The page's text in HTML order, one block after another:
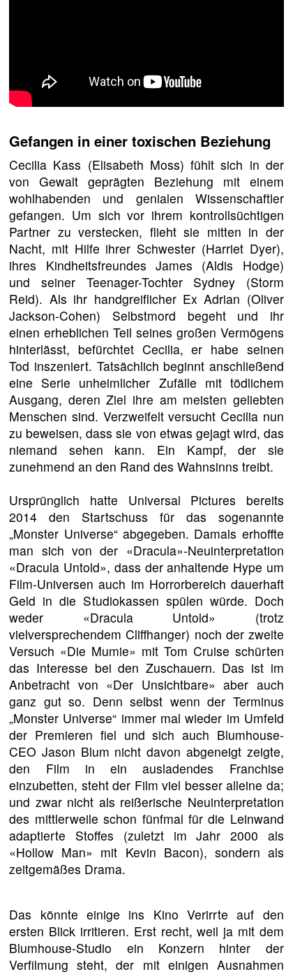
Gefangen in einer toxischen Beziehung
Cecilia Kass (Elisabeth Moss) fühlt sich in der
von Gewalt geprägten Beziehung mit einem
wohlhabenden und genialen Wissenschaftler
gefangen. Um sich vor ihrem kontrollsüchtigen
Partner zu verstecken, flieht sie mitten in der
Nacht, mit Hilfe ihrer Schwester (Harriet Dyer),
ihres Kindheitsfreundes James (Aldis Hodge)
und seiner Teenager-Tochter Sydney (Storm
Reid). Als ihr handgreiflicher Ex Adrian (Oliver
Jackson-Cohen) Selbstmord begeht und ihr
einen erheblichen Teil seines großen Vermögens
hinterlässt, befürchtet Cecilia, er habe seinen
Tod inszeniert. Tatsächlich beginnt anschließend
eine Serie unheimlicher Zufälle mit tödlichem
Ausgang, deren Ziel ihre am meisten geliebten
Menschen sind. Verzweifelt versucht Cecilia nun
zu beweisen, dass sie von etwas gejagt wird, das
niemand sehen kann. Ein Kampf, der sie
zunehmend an den Rand des Wahnsinns treibt.
Ursprünglich hatte Universal Pictures bereits
2014 den Startschuss für das sogenannte
„Monster Universe“ abgegeben. Damals erhoffte
man sich von der «Dracula»-Neuinterpretation
«Dracula Untold», dass der anhaltende Hype um
Film-Universen auch im Horrorbereich dauerhaft
Geld in die Studiokassen spülen würde. Doch
weder «Dracula Untold» (trotz
vielversprechendem Cliffhanger) noch der zweite
Versuch «Die Mumie» mit Tom Cruise schürten
das Interesse bei den Zuschauern. Das ist im
Anbetracht von «Der Unsichtbare» aber auch
ganz gut so. Denn selbst wenn der Terminus
„Monster Universe“ immer mal wieder im Umfeld
der Premieren fiel und sich auch Blumhouse-
CEO Jason Blum nicht davon abgeneigt zeigte,
den Film in ein ausladendes Franchise
einzubetten, steht der Film viel besser alleine da;
und zwar nicht als reißerische Neuinterpretation
des mittlerweile schon fünfmal für die Leinwand
adaptierte Stoffes (zuletzt im Jahr 2000 als
«Hollow Man» mit Kevin Bacon), sondern als
zeitgemäßes Drama.
Das könnte einige ins Kino Verirrte auf den
ersten Blick irritieren. Erst recht, weil ja mit dem
Blumhouse-Studio ein Konzern hinter der
Verfilmung steht, der mit einigen Ausnahmen